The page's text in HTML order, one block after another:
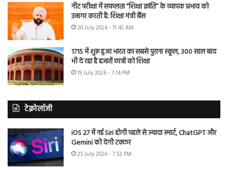
नीट परीक्षा में सफलता “शिक्षा क्रांति” के व्यापक प्रभाव को
उजागर करती है: शिक्षा मंत्री बैंस
20 July 2026 - 11:43 AM
1715 में शुरू हुआ भारत का सबसे पुराना स्कूल, 300 साल बाद
भी दे रहा है हजारों छात्रों को शिक्षा
19 July 2026 - 7:14 PM
टेक्नोलॉजी
iOS 27 में नई Siri होगी पहले से ज्यादा स्मार्ट, ChatGPT और
Gemini को देगी टक्कर
25 July 2026 - 7:52 PM